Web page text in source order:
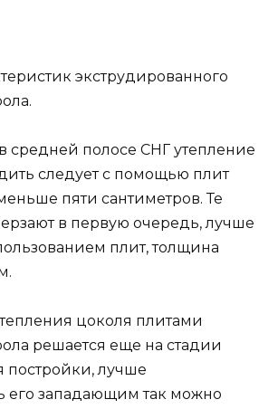
экструдированного
средней полосе СНГ утепление
следует с помощью плит
пяти сантиметров. Те
в первую очередь, лучше
плит, толщина
цоколя плитами
решается еще на стадии
постройки, лучше
его западающим так можно